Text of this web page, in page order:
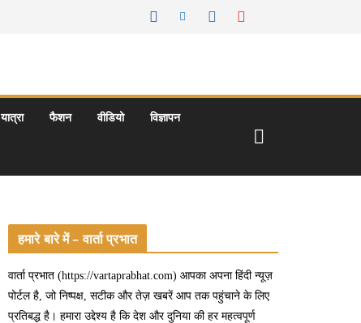
यात्रा फैशन वीडियो विज्ञापन
हमारे बारे में – वार्ता प्रभात
वार्ता प्रभात (https://vartaprabhat.com) आपका अपना हिंदी न्यूज़
पोर्टल है, जो निष्पक्ष, सटीक और तेज़ खबरें आप तक पहुंचाने के लिए
प्रतिबद्ध है। हमारा उद्देश्य है कि देश और दुनिया की हर महत्वपूर्ण